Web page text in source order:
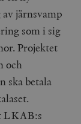
järnsvamp
som i sig
Projektet
och
ska betala
LKAB:s